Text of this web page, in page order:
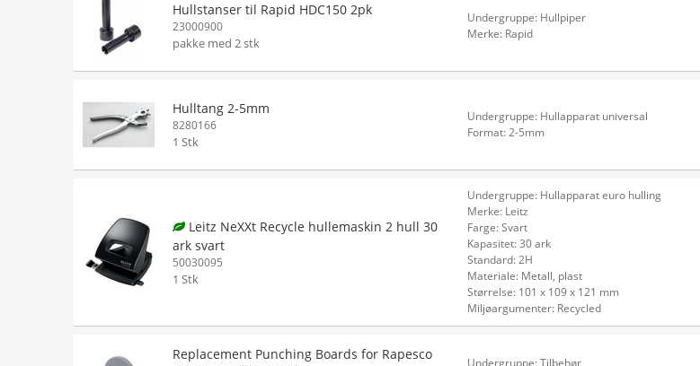
Hullstanser til Rapid HDC150 2pk
23000900
pakke med 2 stk
Undergruppe: Hullpiper
Merke: Rapid
Hulltang 2-5mm
8280166
1 Stk
Undergruppe: Hullapparat universal
Format: 2-5mm
Leitz NeXXt Recycle hullemaskin 2 hull 30
ark svart
50030095
1 Stk
Undergruppe: Hullapparat euro hulling
Merke: Leitz
Farge: Svart
Kapasitet: 30 ark
Standard: 2H
Materiale: Metall, plast
Størrelse: 101 x 109 x 121 mm
Miljøargumenter: Recycled
Replacement Punching Boards for Rapesco
Undergruppe: Tilbehør